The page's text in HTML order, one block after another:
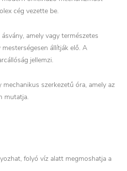
cég vezette be.
amely vagy természetes
állítják elő. A
jellemzi.
szerkezetű óra, amely az
mutatja.
folyó víz alatt megmoshatja a